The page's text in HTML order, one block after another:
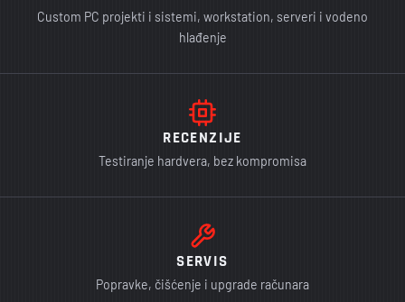
Custom PC projekti i sistemi, workstation, serveri i vodeno
hlađenje
RECENZIJE
Testiranje hardvera, bez kompromisa
SERVIS
Popravke, čišćenje i upgrade računara